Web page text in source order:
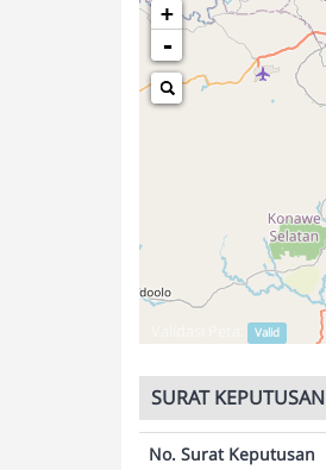
+
-
Valid
SURAT KEPUTUSAN
No. Surat Keputusan